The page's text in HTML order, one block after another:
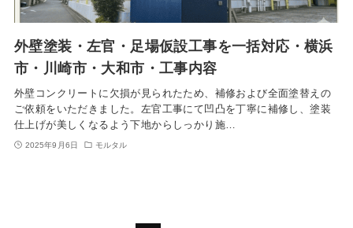
外壁塗装・左官・足場仮設工事を一括対応・横浜
市・川崎市・大和市・工事内容
外壁コンクリートに欠損が見られたため、補修および全面塗替えの
ご依頼をいただきました。左官工事にて凹凸を丁寧に補修し、塗装
仕上げが美しくなるよう下地からしっかり施…
2025年9月6日 モルタル